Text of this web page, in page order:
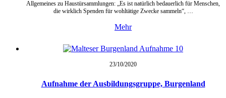
Allgemeines zu Haustürsammlungen: „Es ist natürlich bedauerlich für Menschen,
die wirklich Spenden für wohltätige Zwecke sammeln“, …
Mehr
23/10/2020
Aufnahme der Ausbildungsgruppe, Burgenland